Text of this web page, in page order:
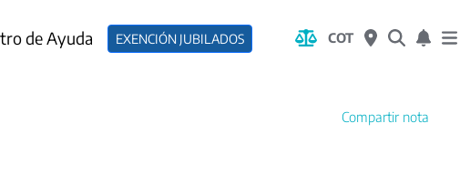
de Ayuda EXENCIÓN JUBILADOS COT
Compartir nota